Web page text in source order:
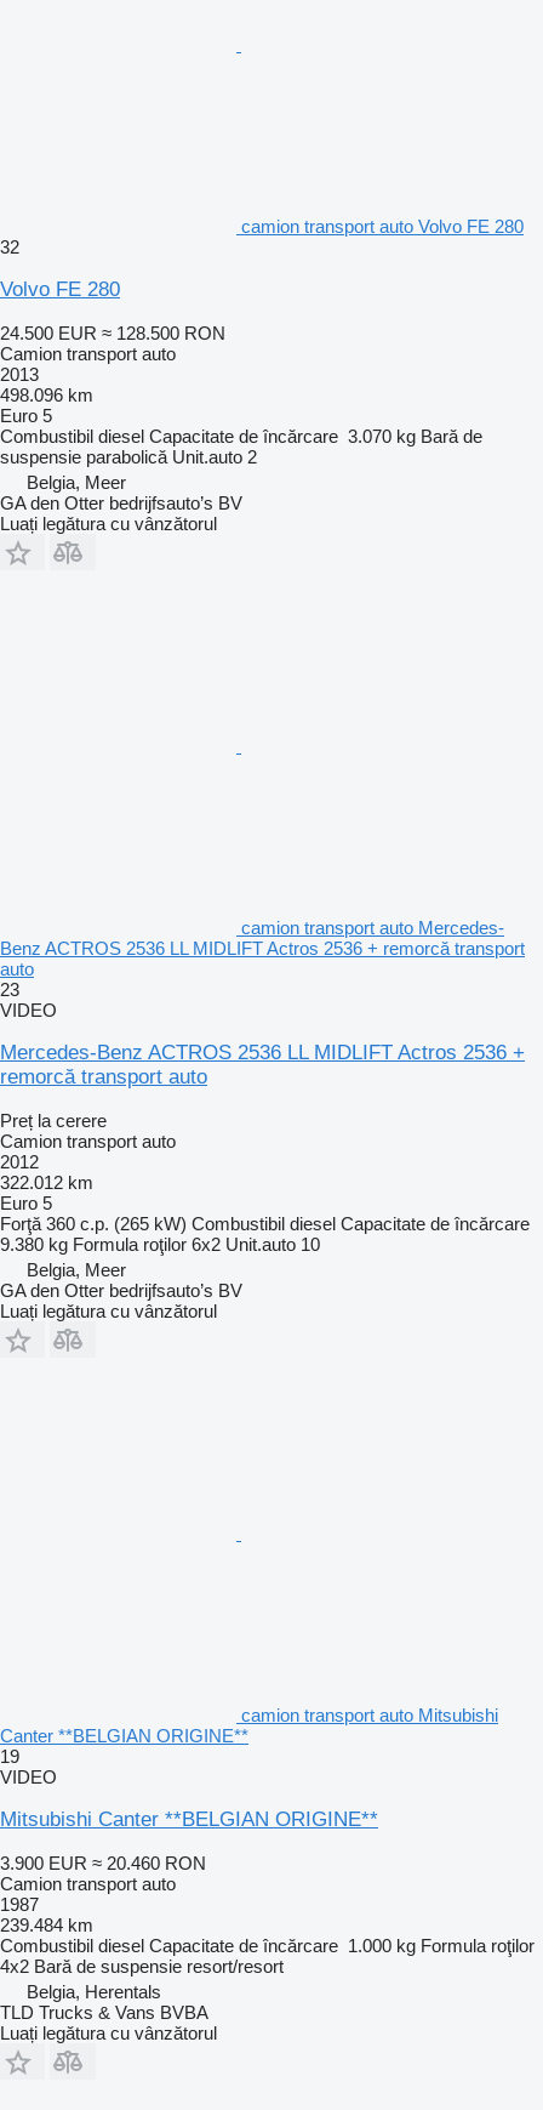
camion transport auto Volvo FE 280
32
Volvo FE 280
24.500 EUR ≈ 128.500 RON
Camion transport auto
2013
498.096 km
Euro 5
Combustibil diesel Capacitate de încărcare 3.070 kg Bară de
suspensie parabolică Unit.auto 2
Belgia, Meer
GA den Otter bedrijfsauto’s BV
Luați legătura cu vânzătorul
camion transport auto Mercedes-
Benz ACTROS 2536 LL MIDLIFT Actros 2536 + remorcă transport
auto
23
VIDEO
Mercedes-Benz ACTROS 2536 LL MIDLIFT Actros 2536 +
remorcă transport auto
Preț la cerere
Camion transport auto
2012
322.012 km
Euro 5
Forţă 360 c.p. (265 kW) Combustibil diesel Capacitate de încărcare
9.380 kg Formula roţilor 6x2 Unit.auto 10
Belgia, Meer
GA den Otter bedrijfsauto’s BV
Luați legătura cu vânzătorul
camion transport auto Mitsubishi
Canter **BELGIAN ORIGINE**
19
VIDEO
Mitsubishi Canter **BELGIAN ORIGINE**
3.900 EUR ≈ 20.460 RON
Camion transport auto
1987
239.484 km
Combustibil diesel Capacitate de încărcare 1.000 kg Formula roţilor
4x2 Bară de suspensie resort/resort
Belgia, Herentals
TLD Trucks & Vans BVBA
Luați legătura cu vânzătorul